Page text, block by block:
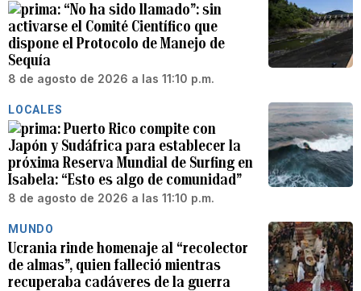
“No ha sido llamado”: sin
activarse el Comité Científico que
dispone el Protocolo de Manejo de
Sequía
8 de agosto de 2026 a las 11:10 p.m.
LOCALES
Puerto Rico compite con
Japón y Sudáfrica para establecer la
próxima Reserva Mundial de Surfing en
Isabela: “Esto es algo de comunidad”
8 de agosto de 2026 a las 11:10 p.m.
MUNDO
Ucrania rinde homenaje al “recolector
de almas”, quien falleció mientras
recuperaba cadáveres de la guerra